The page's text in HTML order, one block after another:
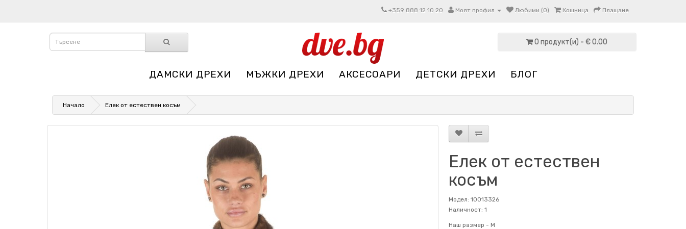
+359 888 12 10 20 Моят профил Любими (0) Кошница Плащане
0 продукт(и) - € 0.00
ДАМСКИ ДРЕХИ МЪЖКИ ДРЕХИ АКСЕСОАРИ ДЕТСКИ ДРЕХИ БЛОГ
Начало Елек от естествен косъм
Елек от естествен
косъм
Модел: 10013326
Наличност: 1
Наш размер - M